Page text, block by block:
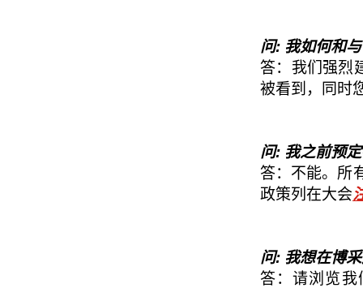
问: 我如何和
答：我们强烈
被看到，同时
问: 我之前预
答：不能。所
政策列在大会
问: 我想在博
答：请浏览我